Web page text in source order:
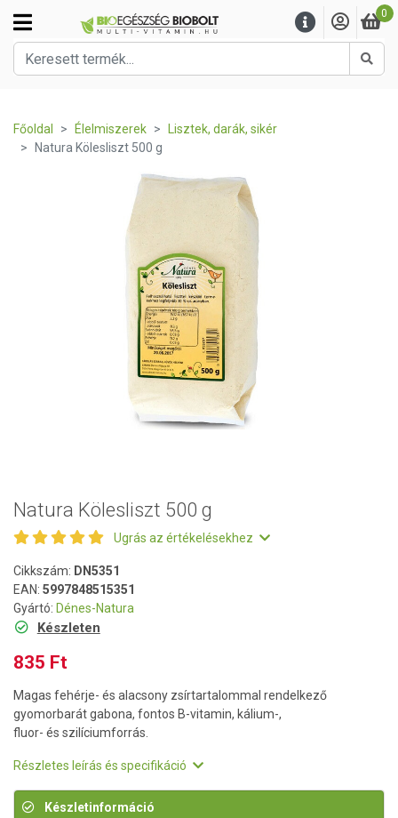
0
Főoldal Élelmiszerek
Lisztek, darák, sikér
Natura Kölesliszt 500 g
Natura Kölesliszt 500 g
Ugrás az értékelésekhez
Cikkszám: DN5351
EAN: 5997848515351
Gyártó: Dénes-Natura
Készleten
835 Ft
Magas fehérje- és alacsony zsírtartalommal rendelkező
gyomorbarát gabona, fontos B-vitamin, kálium-,
fluor- és szilíciumforrás.
Részletes leírás és specifikáció
Készletinformáció